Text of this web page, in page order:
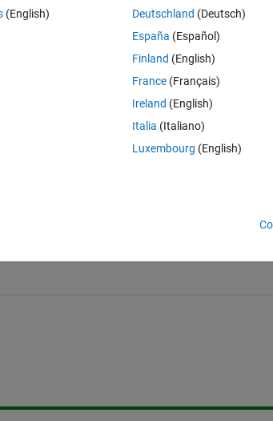
tokenizedDocumentでトークン化したものをSQL
う認識です。
な手法をとりましたが、処理が回りくどいように思
んでしょうか。
文字列に変換（例えば　'["Hello" "," "World" "."]'）
で上記レコードをデータベースに書き込み
"," "World" "."]'をデータベースから読込
で抹消した後に、再度tokenizedDocumentでトーク
(English)
Deutschland (Deutsch)
España (Español)
Finland (English)
France (Français)
Ireland (English)
Italia (Italiano)
Luxembourg (English)